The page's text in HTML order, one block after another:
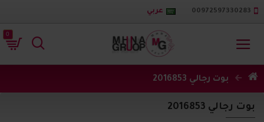
00972597330283 عربي
0
بوت رجالي 2016853
بوت رجالي 2016853